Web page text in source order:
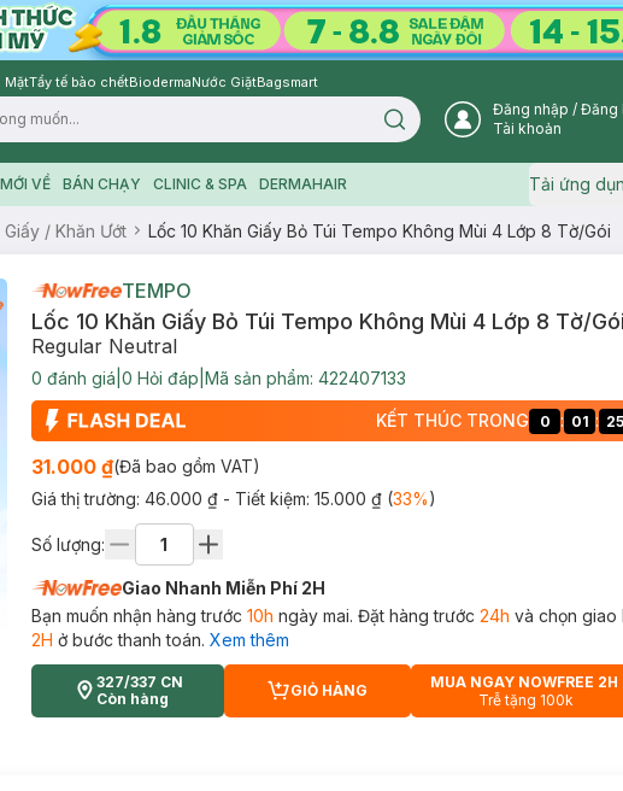
MặtTẩy tế bào chếtBiodermaNước GiặtBagsmart
Search icon User Icon
Đăng nhập / Đăng
Tài khoản
VỀ BÁN CHẠY CLINIC & SPA DERMAHAIR Tải ứng
Giấy / Khăn Ướt Lốc 10 Khăn Giấy Bỏ Túi Tempo Không Mùi 4 Lớp 8 Tờ/Gói
TEMPO
Lốc 10 Khăn Giấy Bỏ Túi Tempo Không Mùi 4 Lớp 8 Tờ/Gói
Regular Neutral
0 đánh giá 0 Hỏi đáp Mã sản phẩm: 422407133
KẾT THÚC TRONG 0 : 01 : 25
31.000 ₫(Đã bao gồm VAT)
Giá thị trường: 46.000 ₫ - Tiết kiệm: 15.000 ₫(33%)
Số lượng:
Giao Nhanh Miễn Phí 2H
Bạn muốn nhận hàng trước 10h ngày mai. Đặt hàng trước 24h và chọn giao
2H ở bước thanh toán. Xem thêm
327/337 CN
Còn hàng
CART PLUS ICON
GIỎ HÀNG
MUA NGAY NOWFREE 2H
Trễ tặng 100k